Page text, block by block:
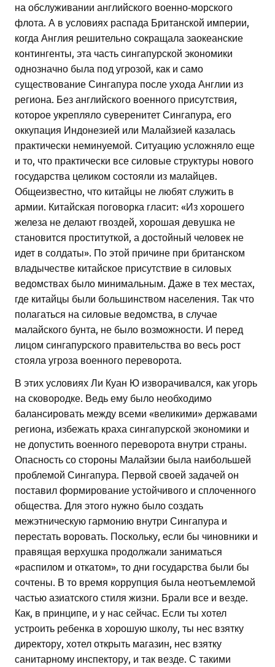
на обслуживании английского военно-морского
флота. А в условиях распада Британской империи,
когда Англия решительно сокращала заокеанские
контингенты, эта часть сингапурской экономики
однозначно была под угрозой, как и само
существование Сингапура после ухода Англии из
региона. Без английского военного присутствия,
которое укрепляло суверенитет Сингапура, его
оккупация Индонезией или Малайзией казалась
практически неминуемой. Ситуацию усложняло еще
и то, что практически все силовые структуры нового
государства целиком состояли из малайцев.
Общеизвестно, что китайцы не любят служить в
армии. Китайская поговорка гласит: «Из хорошего
железа не делают гвоздей, хорошая девушка не
становится проституткой, а достойный человек не
идет в солдаты». По этой причине при британском
владычестве китайское присутствие в силовых
ведомствах было минимальным. Даже в тех местах,
где китайцы были большинством населения. Так что
полагаться на силовые ведомства, в случае
малайского бунта, не было возможности. И перед
лицом сингапурского правительства во весь рост
стояла угроза военного переворота.
В этих условиях Ли Куан Ю изворачивался, как угорь
на сковородке. Ведь ему было необходимо
балансировать между всеми «великими» державами
региона, избежать краха сингапурской экономики и
не допустить военного переворота внутри страны.
Опасность со стороны Малайзии была наибольшей
проблемой Сингапура. Первой своей задачей он
поставил формирование устойчивого и сплоченного
общества. Для этого нужно было создать
межэтническую гармонию внутри Сингапура и
перестать воровать. Поскольку, если бы чиновники и
правящая верхушка продолжали заниматься
«распилом и откатом», то дни государства были бы
сочтены. В то время коррупция была неотъемлемой
частью азиатского стиля жизни. Брали все и везде.
Как, в принципе, и у нас сейчас. Если ты хотел
устроить ребенка в хорошую школу, ты нес взятку
директору, хотел открыть магазин, нес взятку
санитарному инспектору, и так везде. С такими